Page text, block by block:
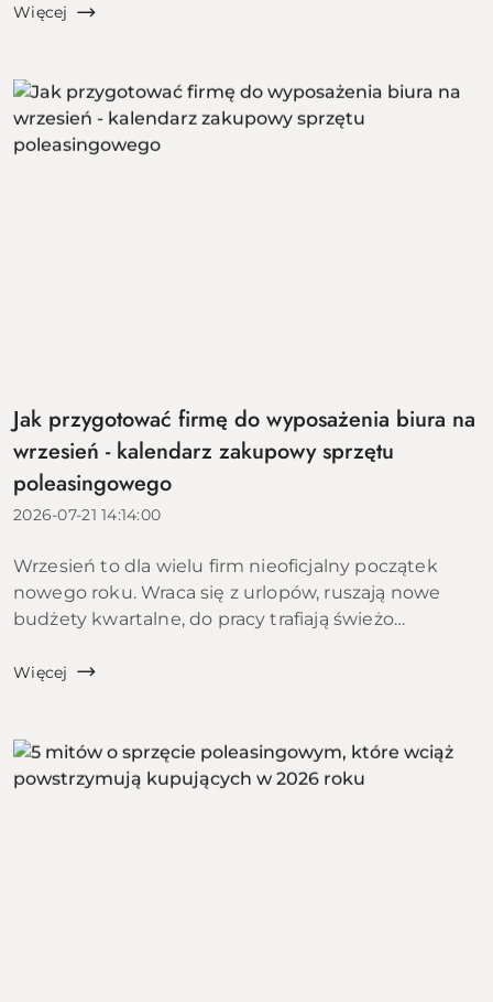
trafia do firmy zajmującej się poleasingiem i zaczy...
Więcej
Jak przygotować firmę do wyposażenia biura na
wrzesień - kalendarz zakupowy sprzętu
poleasingowego
2026-07-21 14:14:00
Wrzesień to dla wielu firm nieoficjalny początek
nowego roku. Wraca się z urlopów, ruszają nowe
budżety kwartalne, do pracy trafiają świeżo
kolejnym rocznikiem. To właśnie ten moment bywa
Więcej